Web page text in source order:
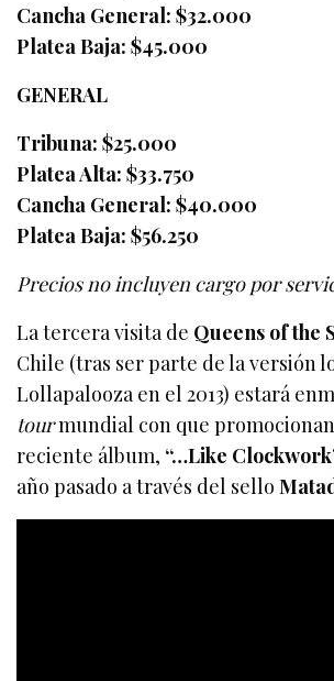
Cancha General: $32.000
Platea Baja: $45.000
GENERAL
Tribuna: $25.000
Platea Alta: $33.750
Cancha General: $40.000
Platea Baja: $56.250
Precios no incluyen cargo por
La tercera visita de Queens of the
Chile (tras ser parte de la versión
Lollapalooza en el 2013) estará
tourmundial con que
reciente álbum, “…Like
año pasado a través del sello